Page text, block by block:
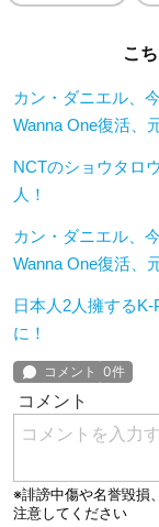
こ
カン・ダニエル、
Wanna One復活、
NCTのショウタロ
人！
カン・ダニエル、
Wanna One復活、
日本人2人擁する
に！